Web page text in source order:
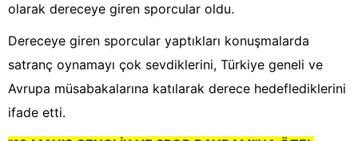
olarak dereceye giren sporcular oldu.
Dereceye giren sporcular yaptıkları konuşmalarda
satranç oynamayı çok sevdiklerini, Türkiye geneli ve
Avrupa müsabakalarına katılarak derece hedeflediklerini
ifade etti.